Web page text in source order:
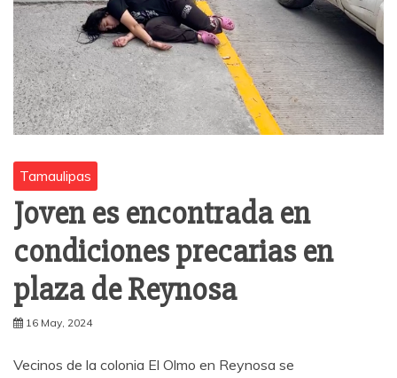
Tamaulipas
Joven es encontrada en
condiciones precarias en
plaza de Reynosa
16 May, 2024
Vecinos de la colonia El Olmo en Reynosa se